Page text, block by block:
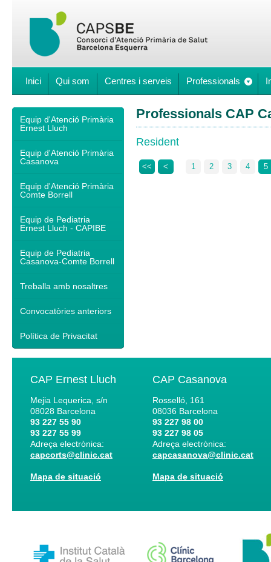
Inici Qui som Centres i serveis Professionals
Equip d'Atenció Primària
Ernest Lluch
Equip d'Atenció Primària
Casanova
Equip d'Atenció Primària
Comte Borrell
Equip de Pediatria
Ernest Lluch - CAPIBE
Equip de Pediatria
Casanova-Comte Borrell
Treballa amb nosaltres
Convocatòries anteriors
Política de Privacitat
Professionals CAP
Resident
<< < 1 2 3 4 5
CAP Ernest Lluch
Mejia Lequerica, s/n
08028 Barcelona
93 227 55 90
93 227 55 99
Adreça electrònica:
capcorts@clinic.cat
Mapa de situació
CAP Casanova
Rosselló, 161
08036 Barcelona
93 227 98 00
93 227 98 05
Adreça electrònica:
capcasanova@clinic.cat
Mapa de situació